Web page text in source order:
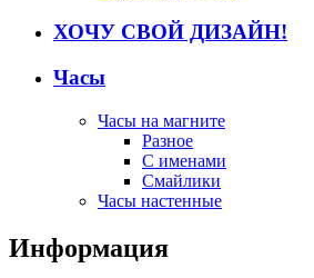
ХОЧУ СВОЙ ДИЗАЙН!
Часы
Часы на магните
Разное
С именами
Смайлики
Часы настенные
Информация